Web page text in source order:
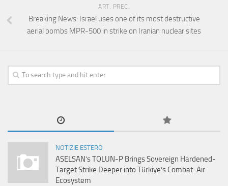
ART. PREC.
Breaking News: Israel uses one of its most destructive
aerial bombs MPR-500 in strike on Iranian nuclear sites
NOTIZIE ESTERO
ASELSAN’s TOLUN-P Brings Sovereign Hardened-
Target Strike Deeper into Türkiye’s Combat-Air
Ecosystem